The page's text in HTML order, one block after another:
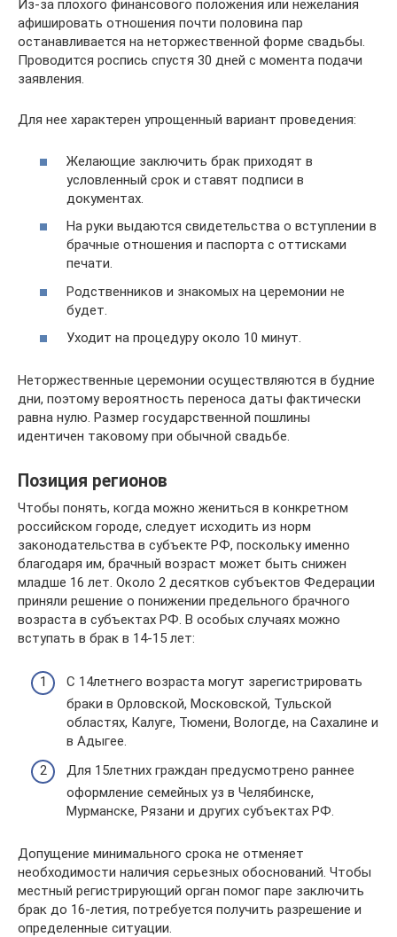
Из-за плохого финансового положения или нежелания
афишировать отношения почти половина пар
останавливается на неторжественной форме свадьбы.
Проводится роспись спустя 30 дней с момента подачи
заявления.
Для нее характерен упрощенный вариант проведения:
Желающие заключить брак приходят в
условленный срок и ставят подписи в
документах.
На руки выдаются свидетельства о вступлении в
брачные отношения и паспорта с оттисками
печати.
Родственников и знакомых на церемонии не
будет.
Уходит на процедуру около 10 минут.
Неторжественные церемонии осуществляются в будние
дни, поэтому вероятность переноса даты фактически
равна нулю. Размер государственной пошлины
идентичен таковому при обычной свадьбе.
Позиция регионов
Чтобы понять, когда можно жениться в конкретном
российском городе, следует исходить из норм
законодательства в субъекте РФ, поскольку именно
благодаря им, брачный возраст может быть снижен
младше 16 лет. Около 2 десятков субъектов Федерации
приняли решение о понижении предельного брачного
возраста в субъектах РФ. В особых случаях можно
вступать в брак в 14-15 лет:
С 14летнего возраста могут зарегистрировать
браки в Орловской, Московской, Тульской
областях, Калуге, Тюмени, Вологде, на Сахалине и
в Адыгее.
Для 15летних граждан предусмотрено раннее
оформление семейных уз в Челябинске,
Мурманске, Рязани и других субъектах РФ.
Допущение минимального срока не отменяет
необходимости наличия серьезных обоснований. Чтобы
местный регистрирующий орган помог паре заключить
брак до 16-летия, потребуется получить разрешение и
определенные ситуации.